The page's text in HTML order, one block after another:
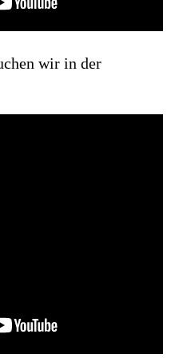
wir in der